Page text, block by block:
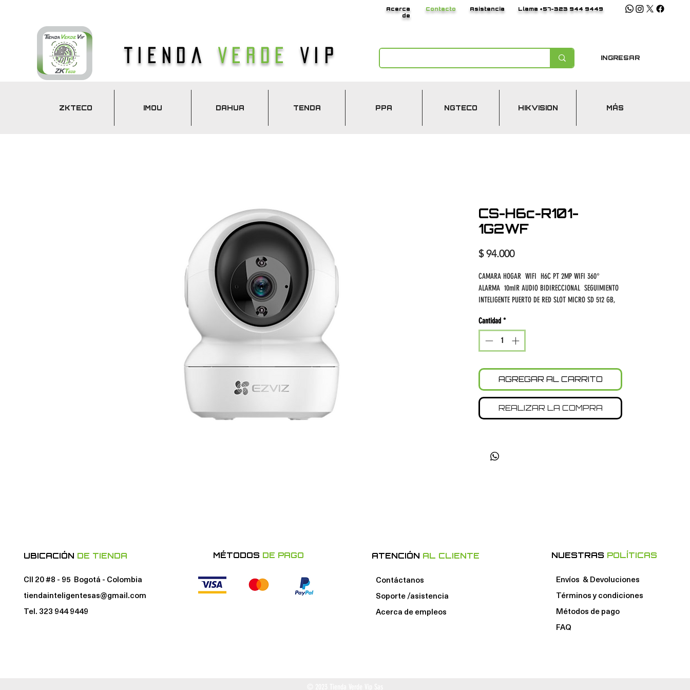
Acerca
de
Contacto Asistencia Llama +57-323 944 9449
TiendaVerdeVip INGRESAR
ZKTECO IMOU DAHUA TENDA PPA NGTECO HIKVISION MÁS
CS-H6c-R101-
1G2WF
$ 94.000Precio
CAMARA HOGAR WIFI H6C PT 2MP WIFI 360°
ALARMA 10mIR AUDIO BIDIRECCIONAL SEGUIMIENTO
INTELIGENTE PUERTO DE RED SLOT MICRO SD 512 GB,
Cantidad *
AGREGAR AL CARRITO
REALIZAR LA COMPRA
UBICACIÓN DE TIENDA
Cll 20 #8 - 95 Bogotá - Colombia
tiendainteligentesas@gmail.com
Tel. 323 944 9449
MÉTODOS DE PAGO ATENCIÓN AL CLIENTE
Contáctanos
Soporte /asistencia
Acerca de empleos
NUESTRAS POLÍTICAS
Envíos & Devoluciones
Términos y condiciones
Métodos de pago
FAQ